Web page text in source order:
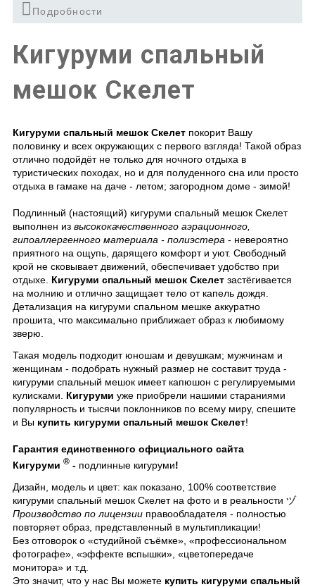
Подробности
Кигуруми спальный
мешок Скелет
Кигуруми спальный мешок Скелет покорит Вашу
половинку и всех окружающих с первого взгляда! Такой образ
отлично подойдёт не только для ночного отдыха в
туристических походах, но и для полуденного сна или просто
отдыха в гамаке на даче - летом; загородном доме - зимой!
Подлинный (настоящий) кигуруми спальный мешок Скелет
выполнен из высококачественного аэрационного,
гипоаллергенного материала - полиэстера - невероятно
приятного на ощупь, дарящего комфорт и уют. Свободный
крой не сковывает движений, обеспечивает удобство при
отдыхе. Кигуруми спальный мешок Скелет застёгивается
на молнию и отлично защищает тело от капель дождя.
Детализация на кигуруми спальном мешке аккуратно
прошита, что максимально приближает образ к любимому
зверю.
Такая модель подходит юношам и девушкам; мужчинам и
женщинам - подобрать нужный размер не составит труда -
кигуруми спальный мешок имеет капюшон с регулируемыми
кулисками. Кигуруми уже приобрели нашими стараниями
популярность и тысячи поклонников по всему миру, спешите
и Вы купить кигуруми спальный мешок Скелет!
Гарантия единственного официального сайта
Кигуруми ® - подлинные кигуруми!
Дизайн, модель и цвет: как показано, 100% соответствие
кигуруми спальный мешок Скелетна фото и в реальности ヅ
Производство по лицензии правообладателя - полностью
повторяет образ, представленный в мультипликации!
Без отговорок о «студийной съёмке», «профессиональном
фотографе», «эффекте вспышки», «цветопередаче
монитора» и т.д.
Это значит, что у нас Вы можете купить кигуруми спальный